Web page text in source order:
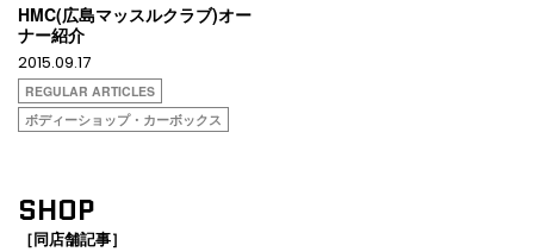
HMC(広島マッスルクラブ)オー
ナー紹介
2015.09.17
REGULAR ARTICLES
ボディーショップ・カーボックス
SHOP
［同店舗記事］